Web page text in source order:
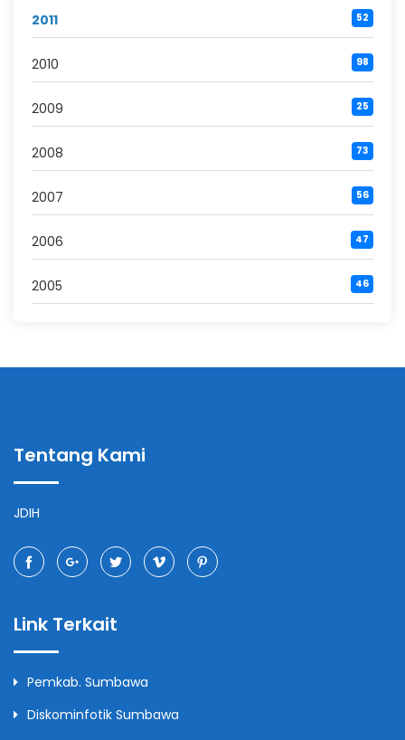
2011 52
2010 98
2009 25
2008 73
2007 56
2006 47
2005 46
Tentang Kami
JDIH
Link Terkait
Pemkab. Sumbawa
Diskominfotik Sumbawa